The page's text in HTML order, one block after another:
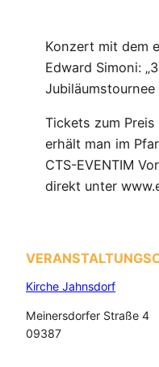
Konzert mit dem
Edward Simoni:
Jubiläumstournee
Tickets zum
erhält man im
CTS-EVENTIM
direkt unter
Kirche Jahnsdorf
Meinersdorfer Straße 4
09387